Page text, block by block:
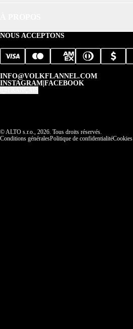
NOUS ACCEPTONS
INFO@VOLKFLANNEL.COM
INSTAGRAM FACEBOOK
© ALTO s.r.o., 2026. Tous droits réservés.
Conditions généralesPolitique de confidentialitéCookies